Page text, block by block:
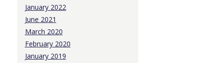
January 2022
June 2021
March 2020
February 2020
January 2019